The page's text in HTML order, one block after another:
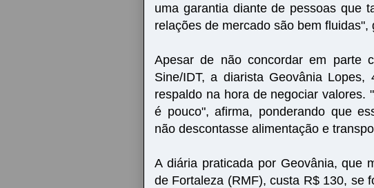
uma garantia diante de pessoas que
relações de mercado são bem fluidas",
Apesar de não concordar em parte
Sine/IDT, a diarista Geovânia
respaldo na hora de negociar valores.
é pouco", afirma, ponderando que
não descontasse alimentação e
A diária praticada por Geovânia, que
de Fortaleza (RMF), custa R$ 130, se